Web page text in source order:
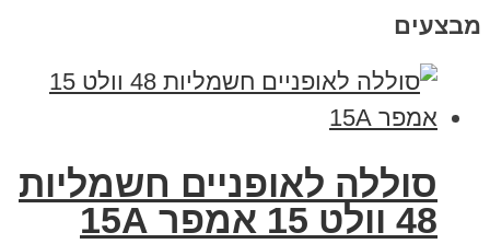
מבצעים
סוללה לאופניים חשמליות
48 וולט 15 אמפר 15A